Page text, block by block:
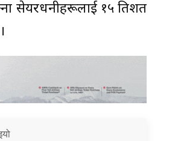
सेयरधनीहरूलाई १५ प्रतिशत